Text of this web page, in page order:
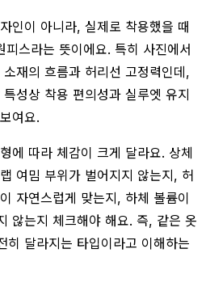
인이 아니라, 실제로 착용했을 때
피스라는 뜻이에요. 특히 사진에서
재의 흐름과 허리선 고정력인데,
성상 착용 편의성과 실루엣 유지
여요.
에 따라 체감이 크게 달라요. 상체
여밈 부위가 벌어지지 않는지, 허
자연스럽게 맞는지, 하체 볼륨이
않는지 체크해야 해요. 즉, 같은 옷
히 달라지는 타입이라고 이해하는